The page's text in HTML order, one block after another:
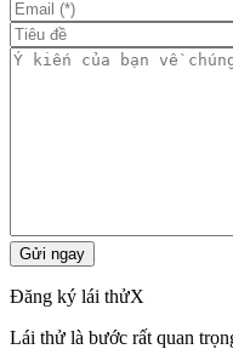
Đăng ký lái thửX
Lái thử là bước rất quan